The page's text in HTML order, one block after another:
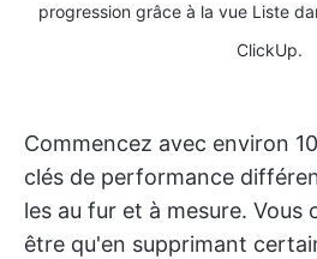
progression grâce à la vue Liste
ClickUp.
Commencez avec environ
clés de performance
les au fur et à mesure.
être qu'en supprimant